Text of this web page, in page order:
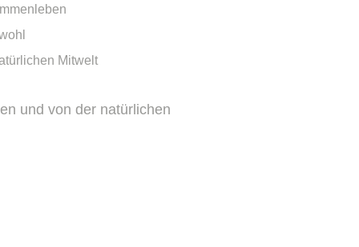
Mitwelt
und von der natürlichen